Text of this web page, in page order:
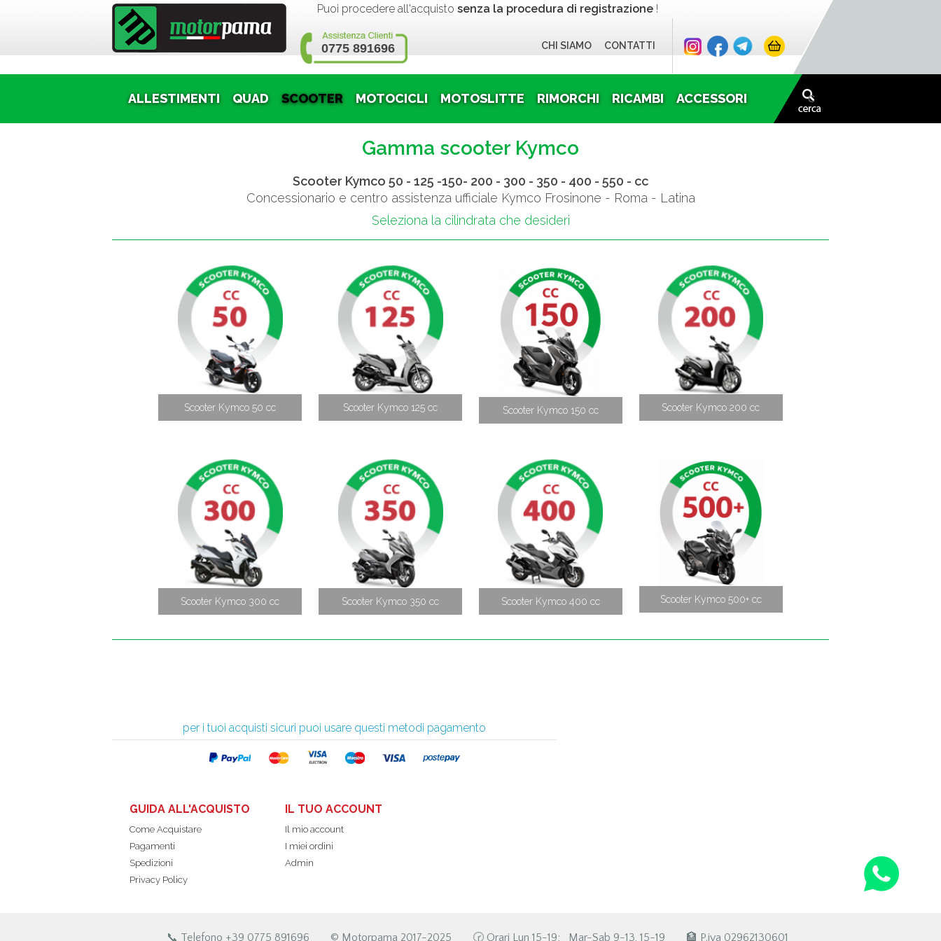
Puoi procedere all'acquisto senza la procedura di registrazione !
0775 891696 CHI SIAMO CONTATTI
ALLESTIMENTI QUAD SCOOTER MOTOCICLI MOTOSLITTE RIMORCHI RICAMBI ACCESSORI
Gamma scooter Kymco
Scooter Kymco 50 - 125 -150- 200 - 300 - 350 - 400 - 550 - cc
Concessionario e centro assistenza ufficiale Kymco Frosinone - Roma - Latina
Seleziona la cilindrata che desideri
Scooter Kymco 50 cc Scooter Kymco 125 cc Scooter Kymco 150 cc Scooter Kymco 200 cc
Scooter Kymco 300 cc Scooter Kymco 350 cc Scooter Kymco 400 cc Scooter Kymco 500+ cc
per i tuoi acquisti sicuri puoi usare questi metodi pagamento
GUIDA ALL'ACQUISTO
Come Acquistare
Pagamenti
Spedizioni
Privacy Policy
IL TUO ACCOUNT
Il mio account
I miei ordini
Admin
📞 Telefono +39 0775 891696 ©️ Motorpama 2017-2025 🕝 Orari Lun 15-19; Mar-Sab 9-13, 15-19 🏦 P.iva 02962130601